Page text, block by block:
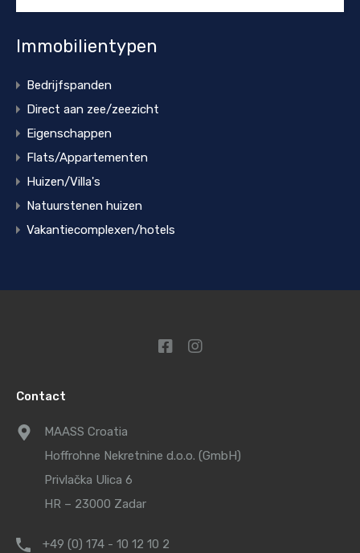
Immobilientypen
Bedrijfspanden
Direct aan zee/zeezicht
Eigenschappen
Flats/Appartementen
Huizen/Villa's
Natuurstenen huizen
Vakantiecomplexen/hotels
Contact
MAASS Croatia
Hoffrohne Nekretnine d.o.o. (GmbH)
Privlačka Ulica 6
HR – 23000 Zadar
+49 (0) 174 - 10 12 10 2